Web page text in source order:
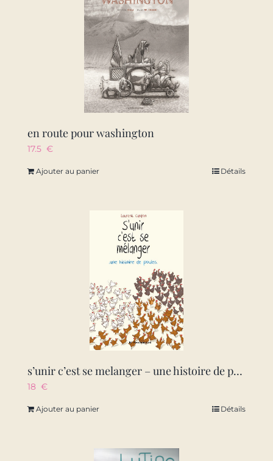
en route pour washington
17.5 €
Ajouter au panier Détails
s’unir c’est se melanger – une histoire de poules
18 €
Ajouter au panier Détails